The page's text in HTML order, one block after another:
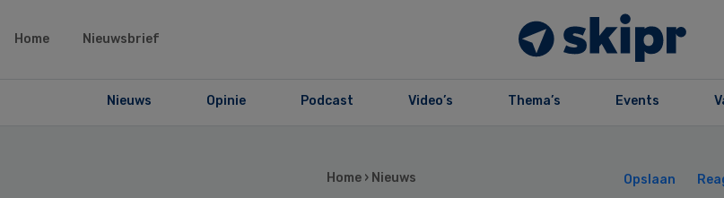
Home Nieuwsbrief
Nieuws Opinie Podcast Video’s Thema’s Events
Home › Nieuws Opslaan